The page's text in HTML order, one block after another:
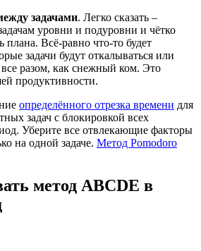
задачами. Легко сказать –
уровни и подуровни и чётко
плана. Всё-равно что-то будет
задачи будут откалываться или
все разом, как снежный ком. Это
продуктивности.
определённого отрезка времени для
задач с блокировкой всех
Уберите все отвлекающие факторы
на одной задаче. Метод Pomodoro
метод ABCDE в